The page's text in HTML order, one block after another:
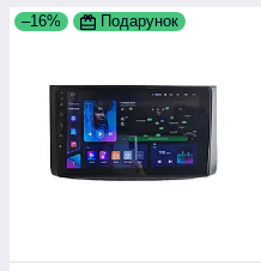
–16% Подарунок